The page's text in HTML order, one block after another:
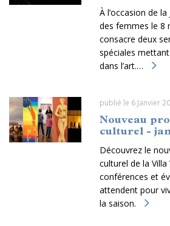
À l’occasion de
des femmes le 8
consacre deux
spéciales
dans l’art.…
publié le 6 Janvier
Nouveau
culturel -
Découvrez le
culturel de la Villa
conférences et
attendent pour
la saison.